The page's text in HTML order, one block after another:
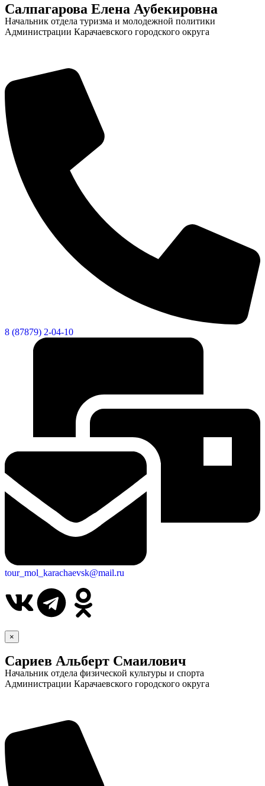
Салпагарова Елена Аубекировна
Начальник отдела туризма и молодежной политики
Администрации Карачаевского городского округа
8 (87879) 2-04-10
tour_mol_karachaevsk@mail.ru
×
Сариев Альберт Смаилович
Начальник отдела физической культуры и спорта
Администрации Карачаевского городского округа